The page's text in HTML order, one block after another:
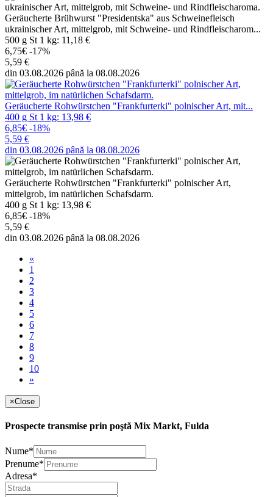
Geräucherte Brühwurst "Presidentska" aus Schweinefleisch
ukrainischer Art, mittelgrob, mit Schweine- und Rindfleischarom...
500 g St 1 kg: 11,18 €
6,75€ -17%
5,59 €
din 03.08.2026 până la 08.08.2026
Geräucherte Rohwürstchen "Frankfurterki" polnischer Art, mit...
400 g St 1 kg: 13,98 €
6,85€ -18%
5,59 €
din 03.08.2026 până la 08.08.2026
Geräucherte Rohwürstchen "Frankfurterki" polnischer Art,
mittelgrob, im natürlichen Schafsdarm.
400 g St 1 kg: 13,98 €
6,85€ -18%
5,59 €
din 03.08.2026 până la 08.08.2026
«
1
2
3
4
5
6
7
8
9
10
»
×Close
Prospecte transmise prin poştă Mix Markt, Fulda
Nume*
Prenume*
Adresa*